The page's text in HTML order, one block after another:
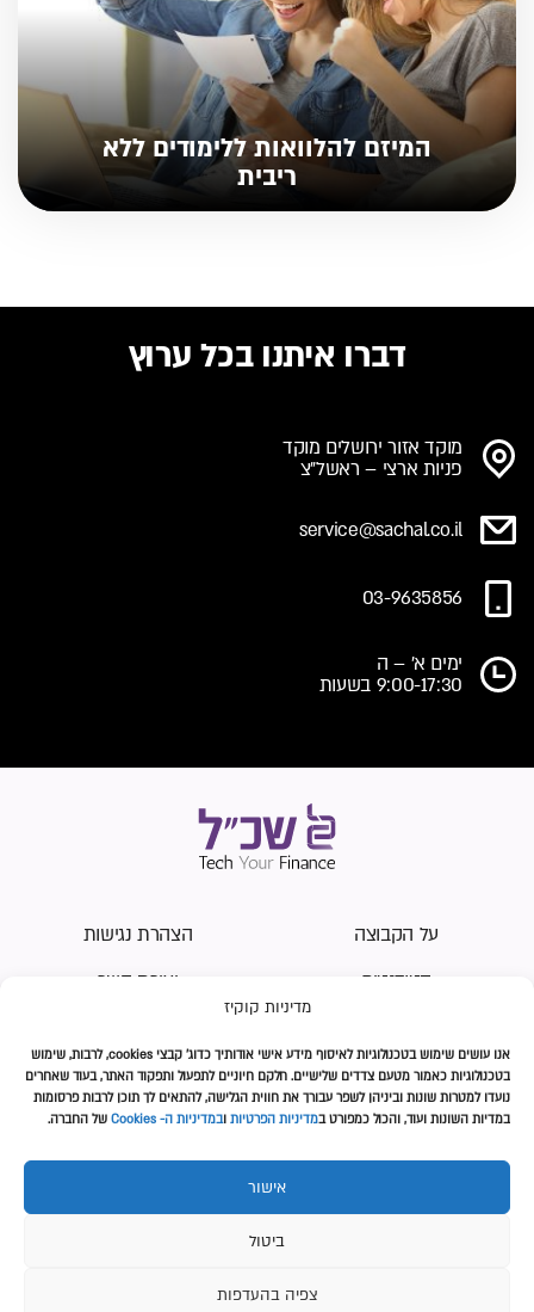
מדיניות קוקיז
אנו עושים שימוש בטכנולוגיות לאיסוף מידע אישי אודותיך כדוג' קבצי cookies, לרבות, שימוש
בטכנולוגיות כאמור מטעם צדדים שלישיים. חלקם חיוניים לתפעול ותפקוד האתר, בעוד שאחרים
נועדו למטרות שונות וביניהן לשפר עבורך את חווית הגלישה, להתאים לך תוכן לרבות פרסומות
במדיות השונות ועוד, והכול כמפורט במדיניות הפרטיות ובמדיניות ה- Cookies של החברה.
אישור
ביטול
צפיה בהעדפות
המיזם להלוואות ללימודים ללא
ריבית
דברו איתנו בכל ערוץ
מוקד אזור ירושלים מוקד
פניות ארצי – ראשל"צ
service@sachal.co.il
03-9635856
ימים א' – ה
9:00-17:30 בשעות
על הקבוצה
סטודנטים
משכנתאות
מהתקשורת
הצהרת נגישות
יצירת קשר
מדיניות פרטיות
תנאי השימוש
כל הזכויות שמורות לשכ״ל 2026
עקבו אחרינו